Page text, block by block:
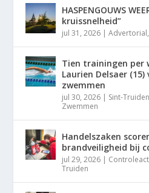
HASPENGOUWS
kruissnelheid”
jul 31, 2026 |Advertorial,
Tien trainingen per
Laurien Delsaer
zwemmen
jul 30, 2026 | Sint-Truiden
Zwemmen
Handelszaken
brandveiligheid bij
jul 29, 2026 |
Truiden